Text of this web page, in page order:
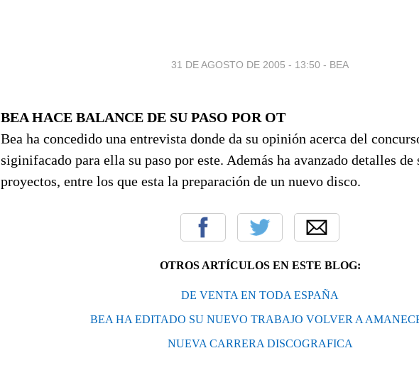
31 DE AGOSTO DE 2005 - 13:50 - BEA
BEA HACE BALANCE DE SU PASO POR OT
Bea ha concedido una entrevista donde da su opinión acerca del
siginifacado para ella su paso por este. Además ha avanzado detalles
proyectos, entre los que esta la preparación de un nuevo disco.
OTROS ARTÍCULOS EN ESTE BLOG:
DE VENTA EN TODA ESPAÑA
BEA HA EDITADO SU NUEVO TRABAJO VOLVER A
NUEVA CARRERA DISCOGRAFICA